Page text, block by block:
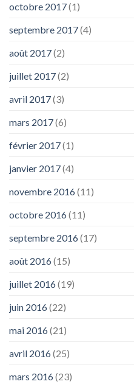
octobre 2017(1)
septembre 2017(4)
août 2017(2)
juillet 2017(2)
avril 2017(3)
mars 2017(6)
février 2017(1)
janvier 2017(4)
novembre 2016(11)
octobre 2016(11)
septembre 2016(17)
août 2016(15)
juillet 2016(19)
juin 2016(22)
mai 2016(21)
avril 2016(25)
mars 2016(23)